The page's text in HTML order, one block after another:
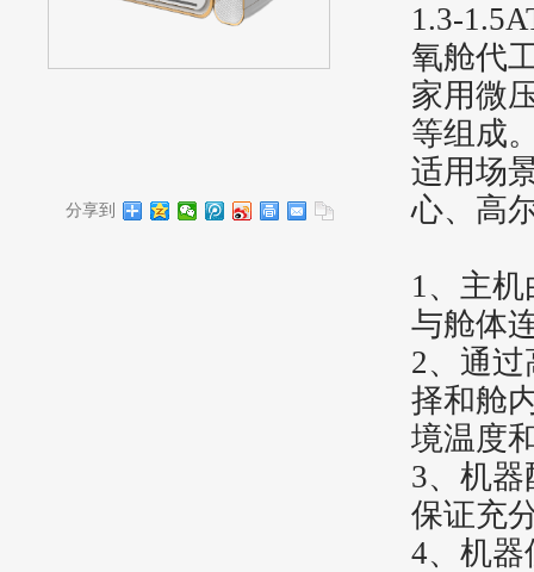
分享到
1.3-
氧舱代
家用微
等组成
适用场
心、高
1、 主机
与舱体
2、通
择和舱
境温度
3、机
保证充
4、机